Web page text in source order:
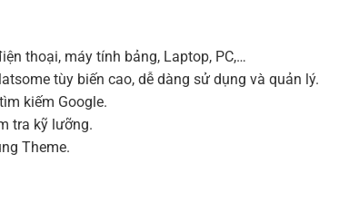
Hosting 8GB SSD (1 năm) (+1,200,000 ₫)
thoại, máy tính bảng, Laptop, PC,…
tùy biến cao, dễ dàng sử dụng và quản lý.
kiếm Google.
tra kỹ lưỡng.
Theme.